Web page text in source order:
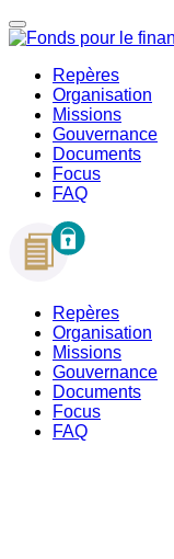
Repères
Organisation
Missions
Gouvernance
Documents
Focus
FAQ
Repères
Organisation
Missions
Gouvernance
Documents
Focus
FAQ